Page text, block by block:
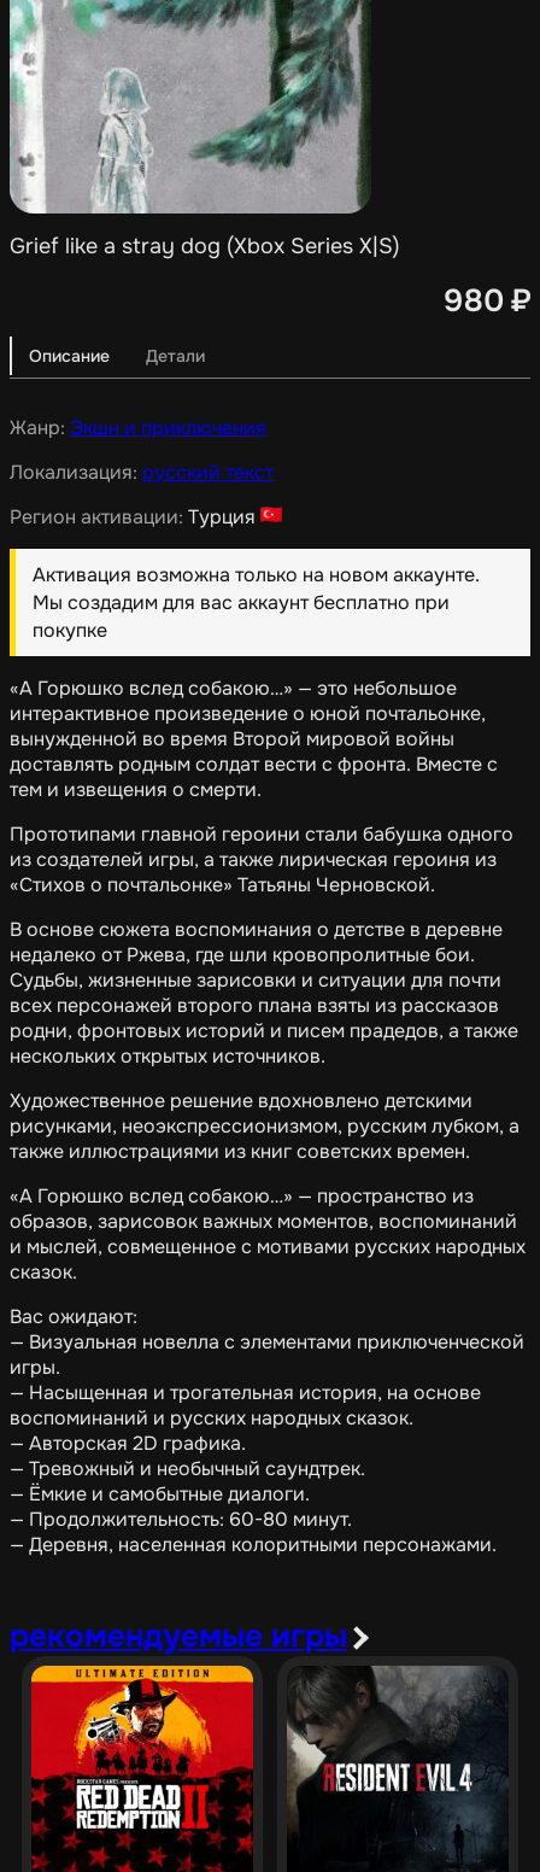
Grief like a stray dog (Xbox Series X|S)
980 ₽
Описание Детали
Жанр: Экшн и приключения
Локализация: русский текст
Регион активации: Турция
Активация возможна только на новом аккаунте.
Мы создадим для вас аккаунт бесплатно при
покупке
«А Горюшко вслед собакою…» — это небольшое
интерактивное произведение о юной почтальонке,
вынужденной во время Второй мировой войны
доставлять родным солдат вести с фронта. Вместе с
тем и извещения о смерти.
Прототипами главной героини стали бабушка одного
из создателей игры, а также лирическая героиня из
«Стихов о почтальонке» Татьяны Черновской.
В основе сюжета воспоминания о детстве в деревне
недалеко от Ржева, где шли кровопролитные бои.
Судьбы, жизненные зарисовки и ситуации для почти
всех персонажей второго плана взяты из рассказов
родни, фронтовых историй и писем прадедов, а также
нескольких открытых источников.
Художественное решение вдохновлено детскими
рисунками, неоэкспрессионизмом, русским лубком, а
также иллюстрациями из книг советских времен.
«А Горюшко вслед собакою…» — пространство из
образов, зарисовок важных моментов, воспоминаний
и мыслей, совмещенное с мотивами русских народных
сказок.
Вас ожидают:
— Визуальная новелла с элементами приключенческой
игры.
— Насыщенная и трогательная история, на основе
воспоминаний и русских народных сказок.
— Авторская 2D графика.
— Тревожный и необычный саундтрек.
— Ёмкие и самобытные диалоги.
— Продолжительность: 60-80 минут.
— Деревня, населенная колоритными персонажами.
рекомендуемые игры